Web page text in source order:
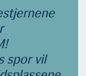
spor vil